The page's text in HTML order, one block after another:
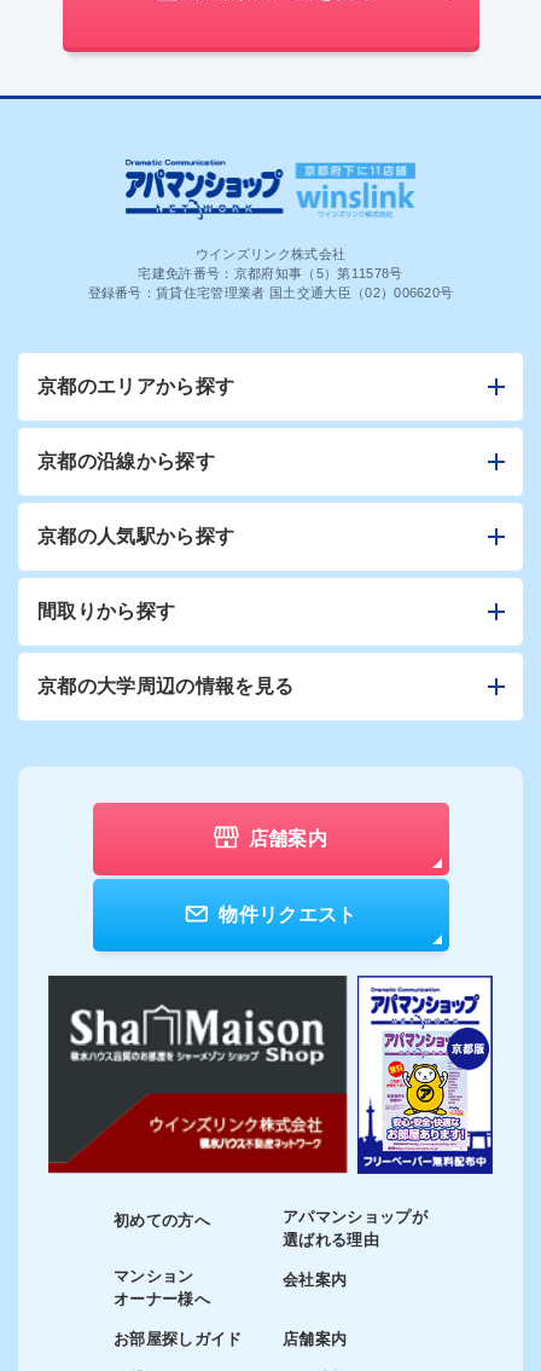
ウインズリンク株式会社
宅建免許番号：京都府知事（5）第11578号
登録番号：賃貸住宅管理業者 国土交通大臣（02）006620号
京都のエリアから探す
京都の沿線から探す
京都の人気駅から探す
間取りから探す
京都の大学周辺の情報を見る
店舗案内
物件リクエスト
初めての方へ
マンション
オーナー様へ
お部屋探しガイド
アパマンショップが
選ばれる理由
会社案内
店舗案内